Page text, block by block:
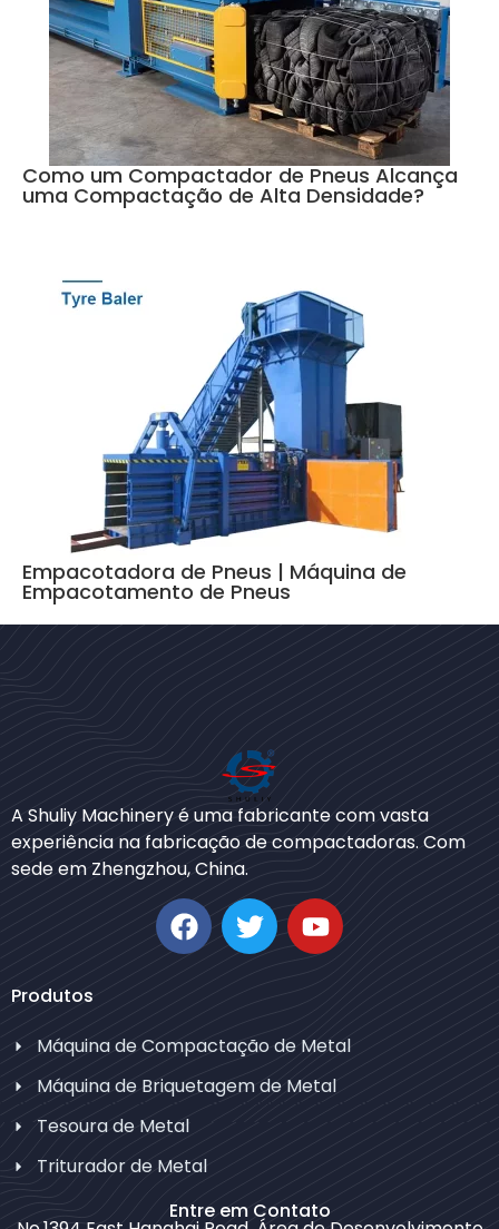
Como um Compactador de Pneus Alcança
uma Compactação de Alta Densidade?
Empacotadora de Pneus | Máquina de
Empacotamento de Pneus
A Shuliy Machinery é uma fabricante com vasta
experiência na fabricação de compactadoras. Com
sede em Zhengzhou, China.
Produtos
Máquina de Compactação de Metal
Máquina de Briquetagem de Metal
Tesoura de Metal
Triturador de Metal
Entre em Contato
Bulgarian
Turkish
German
Korean
Urdu